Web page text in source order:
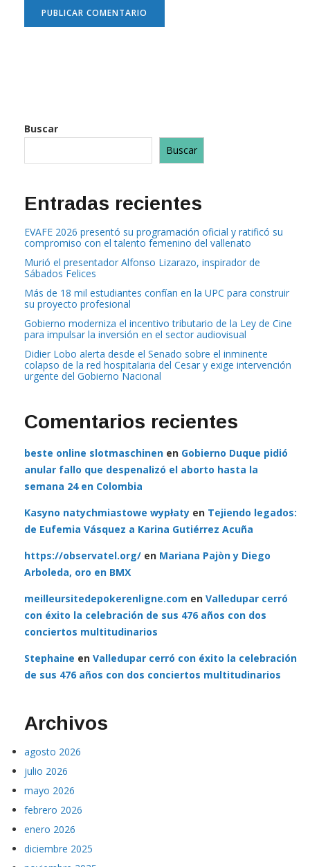
Buscar
Buscar
Entradas recientes
EVAFE 2026 presentó su programación oficial y ratificó su
compromiso con el talento femenino del vallenato
Murió el presentador Alfonso Lizarazo, inspirador de
Sábados Felices
Más de 18 mil estudiantes confían en la UPC para construir
su proyecto profesional
Gobierno moderniza el incentivo tributario de la Ley de Cine
para impulsar la inversión en el sector audiovisual
Didier Lobo alerta desde el Senado sobre el inminente
colapso de la red hospitalaria del Cesar y exige intervención
urgente del Gobierno Nacional
Comentarios recientes
beste online slotmaschinen en Gobierno Duque pidió
anular fallo que despenalizó el aborto hasta la
semana 24 en Colombia
Kasyno natychmiastowe wypłaty en Tejiendo legados:
de Eufemia Vásquez a Karina Gutiérrez Acuña
https://observatel.org/ en Mariana Pajòn y Diego
Arboleda, oro en BMX
meilleursitedepokerenligne.com en Valledupar cerró
con éxito la celebración de sus 476 años con dos
conciertos multitudinarios
Stephaine en Valledupar cerró con éxito la celebración
de sus 476 años con dos conciertos multitudinarios
Archivos
agosto 2026
julio 2026
mayo 2026
febrero 2026
enero 2026
diciembre 2025